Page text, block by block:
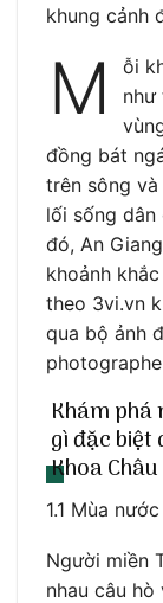
khung cảnh
M
ỗi
như
đồng bát
trên sông
lối sống
đó, An
khoảnh
theo 3vi.vn
qua bộ ảnh
Khám phá
gì đặc
Khoa
1.1 Mùa
Người miền
nhau câu hò